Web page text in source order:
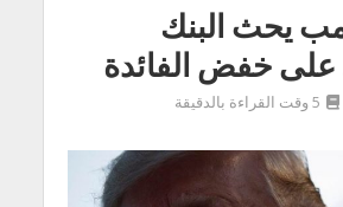
يحث البنك
على خفض الفائدة
5 وقت القراءة بالدقيقة